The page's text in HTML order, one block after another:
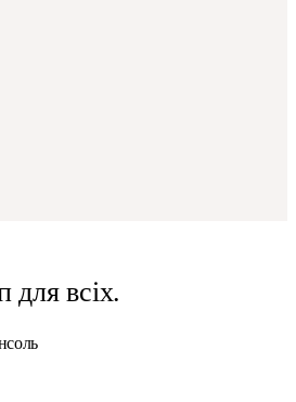
для всіх.